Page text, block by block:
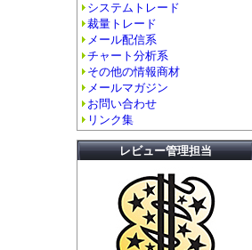
システムトレード
裁量トレード
メール配信系
チャート分析系
その他の情報商材
メールマガジン
お問い合わせ
リンク集
レビュー管理担当